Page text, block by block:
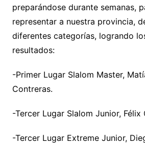
preparándose durante semanas,
representar a nuestra provincia,
diferentes categorías, logrando
resultados:
-Primer Lugar Slalom Master,
Contreras.
-Tercer Lugar Slalom Junior, Félix
-Tercer Lugar Extreme Junior,